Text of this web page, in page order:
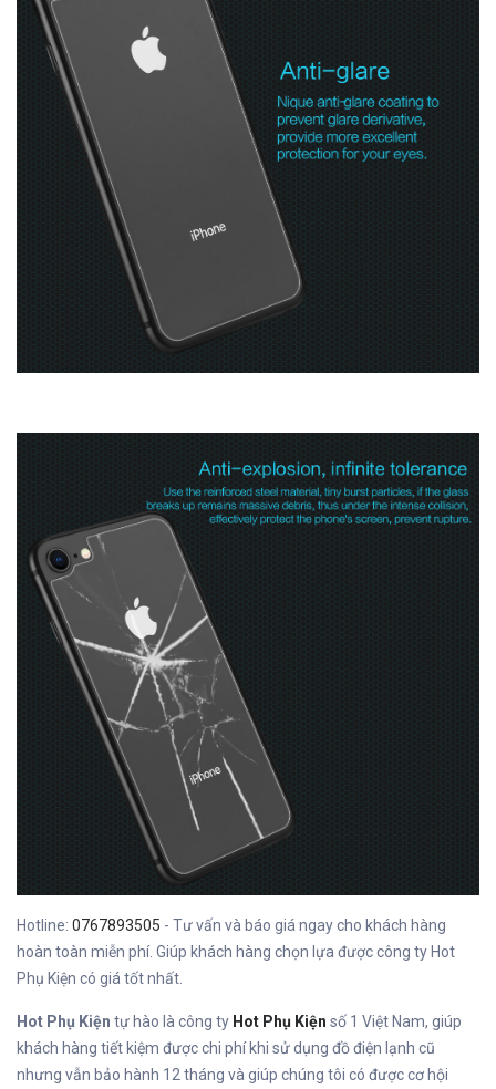
Hotline: 0767893505 - Tư vấn và báo giá ngay cho khách hàng
hoàn toàn miễn phí. Giúp khách hàng chọn lựa được công ty Hot
Phụ Kiện có giá tốt nhất.
Hot Phụ Kiện tự hào là công ty Hot Phụ Kiện số 1 Việt Nam, giúp
khách hàng tiết kiệm được chi phí khi sử dụng đồ điện lạnh cũ
nhưng vẫn bảo hành 12 tháng và giúp chúng tôi có được cơ hội